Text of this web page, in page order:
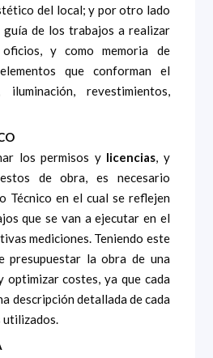
del local; y por otro lado
guía de los trabajos a realizar
y como memoria de
que conforman el
iluminación, revestimientos,
los permisos y licencias, y
de obra, es necesario
Técnico en el cual se reflejen
que se van a ejecutar en el
mediciones. Teniendo este
presupuestar la obra de una
optimizar costes, ya que cada
descripción detallada de cada
utilizados.